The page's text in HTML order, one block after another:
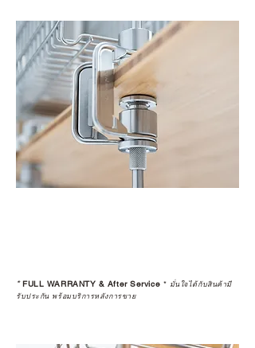
*FULL WARRANTY & After Service * มั่นใจได้กับสินค้ามี
รับประกัน พร้อมบริการหลังการขาย